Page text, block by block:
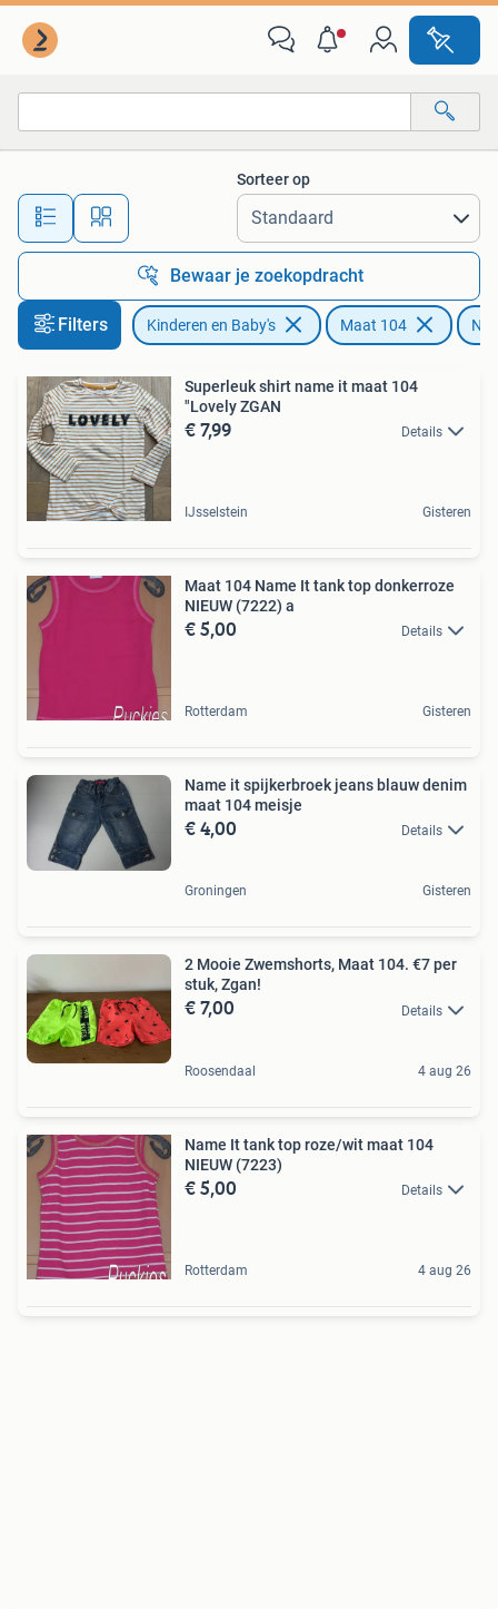
Alle afstanden…
Sorteer op
Bewaar je zoekopdracht
Filters Kinderen en Baby's Maat 104
Superleuk shirt name it maat 104
"Lovely ZGAN
€ 7,99 Details
IJsselstein Gisteren
Maat 104 Name It tank top donkerroze
NIEUW (7222) a
€ 5,00 Details
Rotterdam Gisteren
Name it spijkerbroek jeans blauw denim
maat 104 meisje
€ 4,00 Details
Groningen Gisteren
2 Mooie Zwemshorts, Maat 104. €7 per
stuk, Zgan!
€ 7,00 Details
Roosendaal 4 aug 26
Name It tank top roze/wit maat 104
NIEUW (7223)
€ 5,00 Details
Rotterdam 4 aug 26